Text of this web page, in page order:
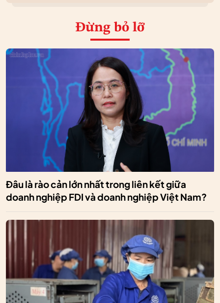
Đừng bỏ lỡ
Đâu là rào cản lớn nhất trong liên kết giữa
doanh nghiệp FDI và doanh nghiệp Việt Nam?